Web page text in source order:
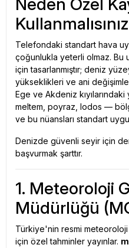
Neden Özel
Telefondaki standart hava
çoğunlukla yeterli olmaz. Bu
için tasarlanmıştır; deniz
yükseklikleri ve ani
Ege ve Akdeniz
meltem, poyraz, lodos —
ve bu nüansları standart
Denizde güvenli seyir için
başvurmak şarttır.
1. Meteoroloji
Müdürlüğü
Türkiye'nin resmi
için özel tahminler yayınlar.